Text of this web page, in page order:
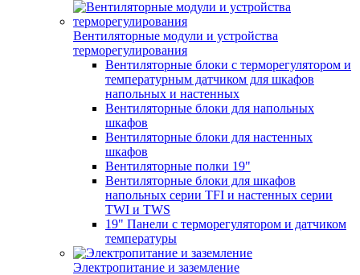
Вентиляторные модули и устройства
терморегулирования
Вентиляторные блоки с терморегулятором и
температурным датчиком для шкафов
напольных и настенных
Вентиляторные блоки для напольных
шкафов
Вентиляторные блоки для настенных
шкафов
Вентиляторные полки 19"
Вентиляторные блоки для шкафов
напольных серии TFI и настенных серии
TWI и TWS
19" Панели с терморегулятором и датчиком
температуры
Электропитание и заземление